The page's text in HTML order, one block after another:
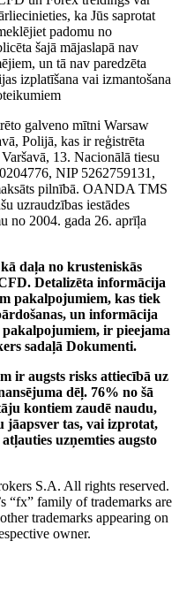
ka Jūs saprotat
padomu no
šajā mājaslapā nav
un tā nav paredzēta
izplatīšana vai izmantošana
galveno mītni Warsaw
Polijā, kas ir reģistrēta
13. Nacionālā tiesu
NIP 5262759131,
pilnībā. OANDA TMS
uzraudzības iestādes
no 2004. gada 26. aprīļa
daļa no krusteniskās
Detalizēta informācija
pakalpojumiem, kas tiek
un informācija
pakalpojumiem, ir pieejama
sadaļā Dokumenti.
ir augsts risks attiecībā uz
dēļ. 76% no šā
kontiem zaudē naudu,
jāapsver tas, vai izprotat,
uzņemties augsto
S.A. All rights reserved.
“fx” family of trademarks are
trademarks appearing on
owner.